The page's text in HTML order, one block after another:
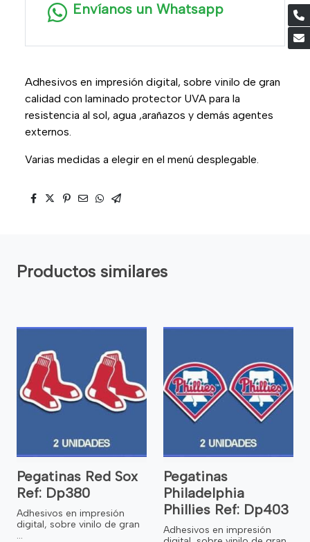
Envíanos un Whatsapp
Adhesivos en impresión digital, sobre vinilo de gran
calidad con laminado protector UVA para la
resistencia al sol, agua ,arañazos y demás agentes
externos.
Varias medidas a elegir en el menú desplegable.
Productos similares
Pegatinas Red Sox
Ref: Dp380
Adhesivos en impresión
digital, sobre vinilo de gran
...
Pegatinas
Philadelphia
Phillies Ref: Dp403
Adhesivos en impresión